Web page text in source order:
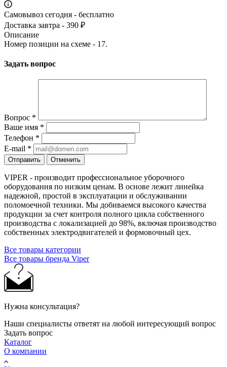
Самовывоз сегодня - бесплатно
Доставка завтра - 390 ₽
Описание
Номер позиции на схеме - 17.
Задать вопрос
Вопрос *
Ваше имя *
Телефон *
E-mail *
Отправить Отменить
VIPER - производит профессиональное уборочного
оборудования по низким ценам. В основе лежит линейка
надежной, простой в эксплуатации и обслуживании
поломоечной техники. Мы добиваемся высокого качества
продукции за счет контроля полного цикла собственного
производства с локализацией до 98%, включая производство
собственных электродвигателей и формовочный цех.
Все товары категории
Все товары бренда Viper
Нужна консультация?
Наши специалисты ответят на любой интересующий вопрос
Задать вопрос
Каталог
О компании